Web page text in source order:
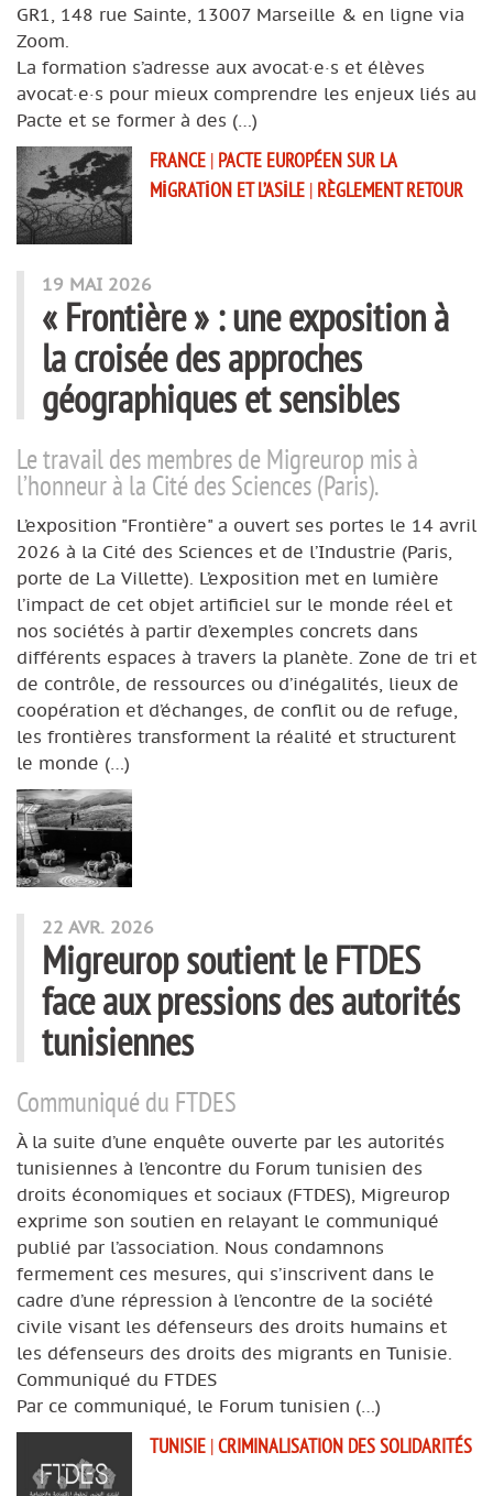
GR1, 148 rue Sainte, 13007 Marseille & en ligne via
Zoom.
La formation s’adresse aux avocat·e·s et élèves
avocat·e·s pour mieux comprendre les enjeux liés au
Pacte et se former à des (…)
FRANCE | PACTE EUROPÉEN SUR LA
MIGRATION ET L’ASILE | RÈGLEMENT RETOUR
19 MAI 2026
« Frontière » : une exposition à
la croisée des approches
géographiques et sensibles
Le travail des membres de Migreurop mis à
l’honneur à la Cité des Sciences (Paris).
L’exposition "Frontière" a ouvert ses portes le 14 avril
2026 à la Cité des Sciences et de l’Industrie (Paris,
porte de La Villette). L’exposition met en lumière
l’impact de cet objet artificiel sur le monde réel et
nos sociétés à partir d’exemples concrets dans
différents espaces à travers la planète. Zone de tri et
de contrôle, de ressources ou d’inégalités, lieux de
coopération et d’échanges, de conflit ou de refuge,
les frontières transforment la réalité et structurent
le monde (…)
22 AVR. 2026
Migreurop soutient le FTDES
face aux pressions des autorités
tunisiennes
Communiqué du FTDES
À la suite d’une enquête ouverte par les autorités
tunisiennes à l’encontre du Forum tunisien des
droits économiques et sociaux (FTDES), Migreurop
exprime son soutien en relayant le communiqué
publié par l’association. Nous condamnons
fermement ces mesures, qui s’inscrivent dans le
cadre d’une répression à l’encontre de la société
civile visant les défenseurs des droits humains et
les défenseurs des droits des migrants en Tunisie.
Communiqué du FTDES
Par ce communiqué, le Forum tunisien (…)
TUNISIE |CRIMINALISATION DES SOLIDARITÉS